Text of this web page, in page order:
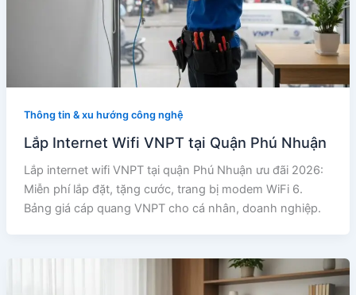
Thông tin & xu hướng công nghệ
Lắp Internet Wifi VNPT tại Quận Phú Nhuận
Lắp internet wifi VNPT tại quận Phú Nhuận ưu đãi 2026:
Miễn phí lắp đặt, tặng cước, trang bị modem WiFi 6.
Bảng giá cáp quang VNPT cho cá nhân, doanh nghiệp.